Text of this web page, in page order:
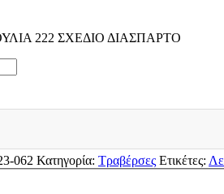
222 ΣΧΕΔΙΟ ΔΙΑΣΠΑΡΤΟ
062 Κατηγορία: Τραβέρσες Ετικέτες: